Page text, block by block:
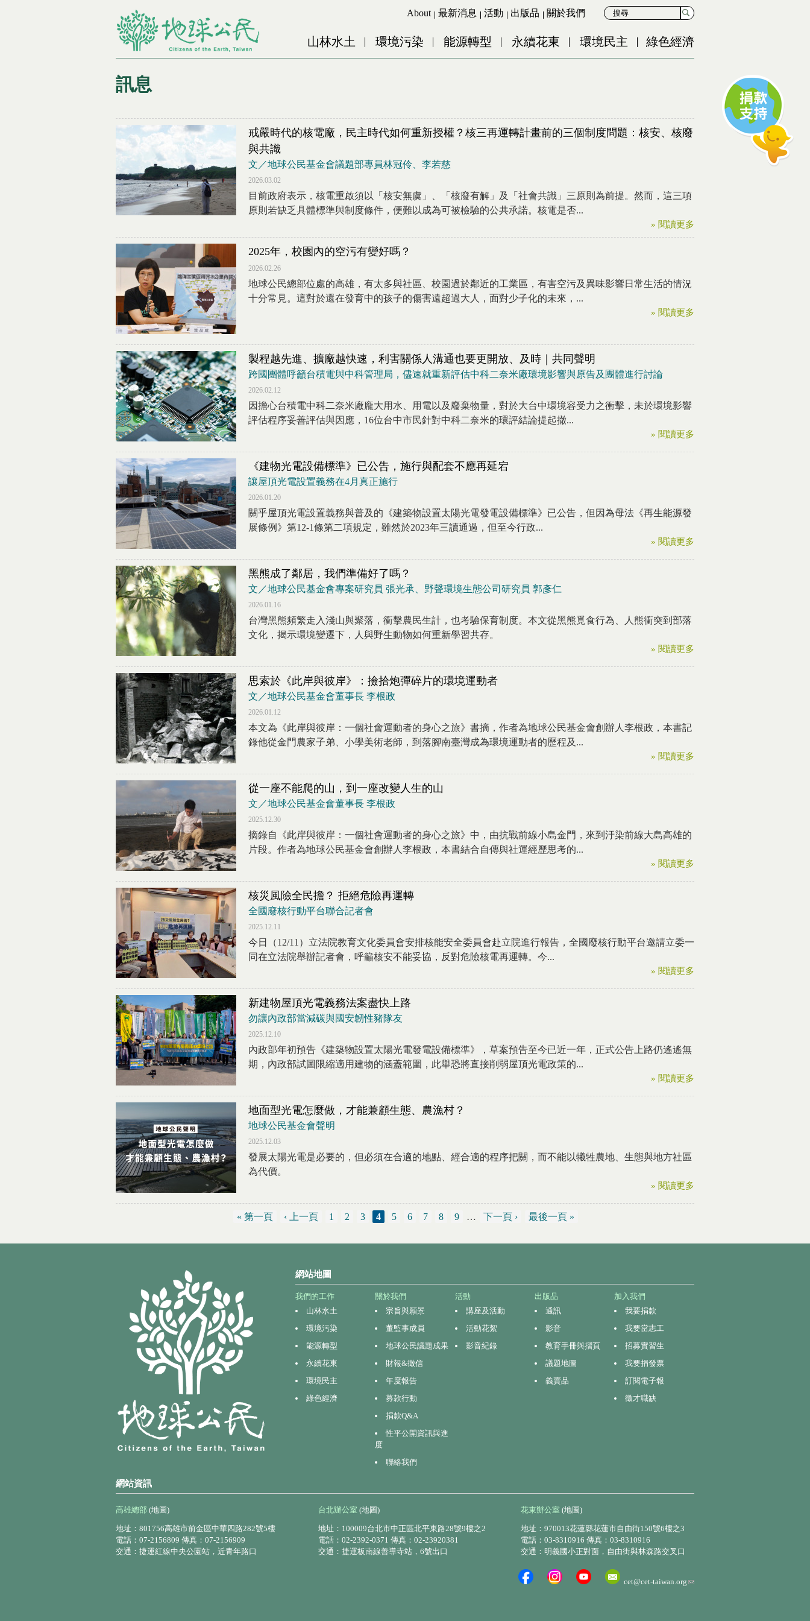
Jump to Navigation
Jump to Main content
About 最新消息 活動 出版品 關於我們
山林水土 環境污染 能源轉型 永續花東 環境民主 綠色經濟
訊息
您在這裡
戒嚴時代的核電廠，民主時代如何重新授權？核三再運轉計畫前的三個制度問題：核安、核廢
與共識
文／地球公民基金會議題部專員林冠伶、李若慈
2026.03.02
目前政府表示，核電重啟須以「核安無虞」、「核廢有解」及「社會共識」三原則為前提。然而，這三項
原則若缺乏具體標準與制度條件，便難以成為可被檢驗的公共承諾。核電是否...
» 閱讀更多
2025年，校園內的空污有變好嗎？
2026.02.26
地球公民總部位處的高雄，有太多與社區、校園過於鄰近的工業區，有害空污及異味影響日常生活的情況
十分常見。這對於還在發育中的孩子的傷害遠超過大人，面對少子化的未來，...
» 閱讀更多
製程越先進、擴廠越快速，利害關係人溝通也要更開放、及時｜共同聲明
跨國團體呼籲台積電與中科管理局，儘速就重新評估中科二奈米廠環境影響與原告及團體進行討論
2026.02.12
因擔心台積電中科二奈米廠龐大用水、用電以及廢棄物量，對於大台中環境容受力之衝擊，未於環境影響
評估程序妥善評估與因應，16位台中市民針對中科二奈米的環評結論提起撤...
» 閱讀更多
《建物光電設備標準》已公告，施行與配套不應再延宕
讓屋頂光電設置義務在4月真正施行
2026.01.20
關乎屋頂光電設置義務與普及的《建築物設置太陽光電發電設備標準》已公告，但因為母法《再生能源發
展條例》第12-1條第二項規定，雖然於2023年三讀通過，但至今行政...
» 閱讀更多
黑熊成了鄰居，我們準備好了嗎？
文／地球公民基金會專案研究員 張光承、野聲環境生態公司研究員 郭彥仁
2026.01.16
台灣黑熊頻繁走入淺山與聚落，衝擊農民生計，也考驗保育制度。本文從黑熊覓食行為、人熊衝突到部落
文化，揭示環境變遷下，人與野生動物如何重新學習共存。
» 閱讀更多
思索於《此岸與彼岸》：撿拾炮彈碎片的環境運動者
文／地球公民基金會董事長 李根政
2026.01.12
本文為《此岸與彼岸：一個社會運動者的身心之旅》書摘，作者為地球公民基金會創辦人李根政，本書記
錄他從金門農家子弟、小學美術老師，到落腳南臺灣成為環境運動者的歷程及...
» 閱讀更多
從一座不能爬的山，到一座改變人生的山
文／地球公民基金會董事長 李根政
2025.12.30
摘錄自《此岸與彼岸：一個社會運動者的身心之旅》中，由抗戰前線小島金門，來到汙染前線大島高雄的
片段。作者為地球公民基金會創辦人李根政，本書結合自傳與社運經歷思考的...
» 閱讀更多
核災風險全民擔？ 拒絕危險再運轉
全國廢核行動平台聯合記者會
2025.12.11
今日（12/11）立法院教育文化委員會安排核能安全委員會赴立院進行報告，全國廢核行動平台邀請立委一
同在立法院舉辦記者會，呼籲核安不能妥協，反對危險核電再運轉。今...
» 閱讀更多
新建物屋頂光電義務法案盡快上路
勿讓內政部當減碳與國安韌性豬隊友
2025.12.10
內政部年初預告《建築物設置太陽光電發電設備標準》，草案預告至今已近一年，正式公告上路仍遙遙無
期，內政部試圖限縮適用建物的涵蓋範圍，此舉恐將直接削弱屋頂光電政策的...
» 閱讀更多
地面型光電怎麼做，才能兼顧生態、農漁村？
地球公民基金會聲明
2025.12.03
發展太陽光電是必要的，但必須在合適的地點、經合適的程序把關，而不能以犧牲農地、生態與地方社區
為代價。
» 閱讀更多
« 第一頁 ‹ 上一頁 1 2 3 4 5 6 7 8 9 … 下一頁 › 最後一頁 »
網站地圖
我們的工作
山林水土
環境污染
能源轉型
永續花東
環境民主
綠色經濟
關於我們
宗旨與願景
董監事成員
地球公民議題成果
財報&徵信
年度報告
募款行動
捐款Q&A
性平公開資訊與進
度
聯絡我們
活動
講座及活動
活動花絮
影音紀錄
出版品
通訊
影音
教育手冊與摺頁
議題地圖
義賣品
加入我們
我要捐款
我要當志工
招募實習生
我要捐發票
訂閱電子報
徵才職缺
網站資訊
高雄總部 (地圖)
地址：801756高雄市前金區中華四路282號5樓
電話：07-2156809 傳真：07-2156909
交通：捷運紅線中央公園站，近青年路口
台北辦公室 (地圖)
地址：100009台北市中正區北平東路28號9樓之2
電話：02-2392-0371 傳真：02-23920381
交通：捷運板南線善導寺站，6號出口
花東辦公室 (地圖)
地址：970013花蓮縣花蓮市自由街150號6樓之3
電話：03-8310916 傳真：03-8310916
交通：明義國小正對面，自由街與林森路交叉口
cet@cet-taiwan.org
sends